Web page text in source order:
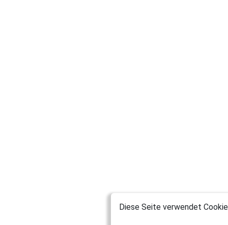
Diese Seite verwendet